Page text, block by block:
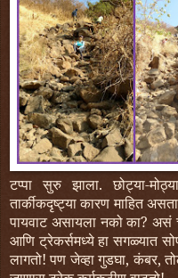
टप्पा सुरु झाला. छोट्या-
तार्कीकदृष्ट्या कारण माहित
पायवाट असायला नको का? असं
आणि ट्रेकर्समध्ये हा सगळ्यात
लागतो! पण जेव्हा गुडघा, कंबर,